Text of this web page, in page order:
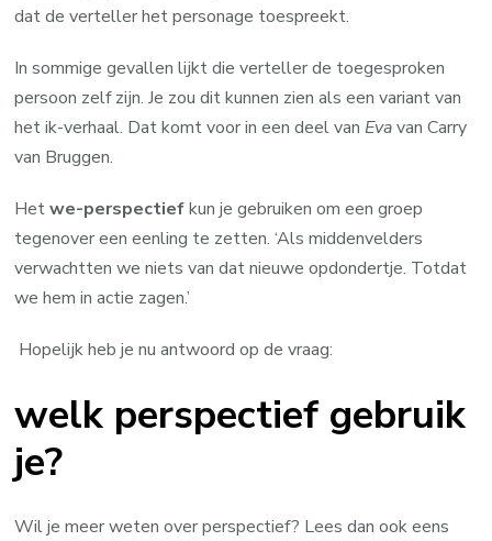
dat de verteller het personage toespreekt.
In sommige gevallen lijkt die verteller de toegesproken
persoon zelf zijn. Je zou dit kunnen zien als een variant van
het ik-verhaal. Dat komt voor in een deel van Evavan Carry
van Bruggen.
Hetwe-perspectiefkun je gebruiken om een groep
tegenover een eenling te zetten. ‘Als middenvelders
verwachtten we niets van dat nieuwe opdondertje. Totdat
we hem in actie zagen.’
Hopelijk heb je nu antwoord op de vraag:
welk perspectief gebruik
je?
Wil je meer weten over perspectief? Lees dan ook eens